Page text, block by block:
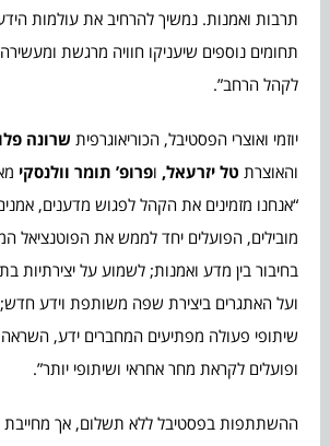
תרבות ואמנות. נמשיך להרחיב את עולמות
תחומים נוספים שיעניקו חוויה מרגשת ומעשירה
לקהל הרחב”.
יוזמי ואוצרי הפסטיבל, הכוריאוגרפית שרונה
והאוצרת טל יזרעאל, ופרופ’ תומר וולנסקי
“אנחנו מזמינים את הקהל לפגוש מדענים,
מובילים, הפועלים יחד לממש את הפוטנציאל
בחיבור בין מדע ואמנות; לשמוע על יצירתיות
ועל האתגרים ביצירת שפה משותפת וידע
שיתופי פעולה מפתיעים המחברים ידע,
ופועלים לקראת מחר אחראי ושיתופי יותר”.
ההשתתפות בפסטיבל ללא תשלום, אך